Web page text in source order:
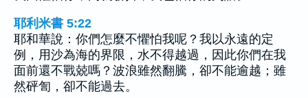
耶利米書 5:22
耶和華說：你們怎麼不懼怕我呢？我以永遠的定
例，用沙為海的界限，水不得越過，因此你們在我
面前還不戰兢嗎？波浪雖然翻騰，卻不能逾越；雖
然砰訇，卻不能過去。